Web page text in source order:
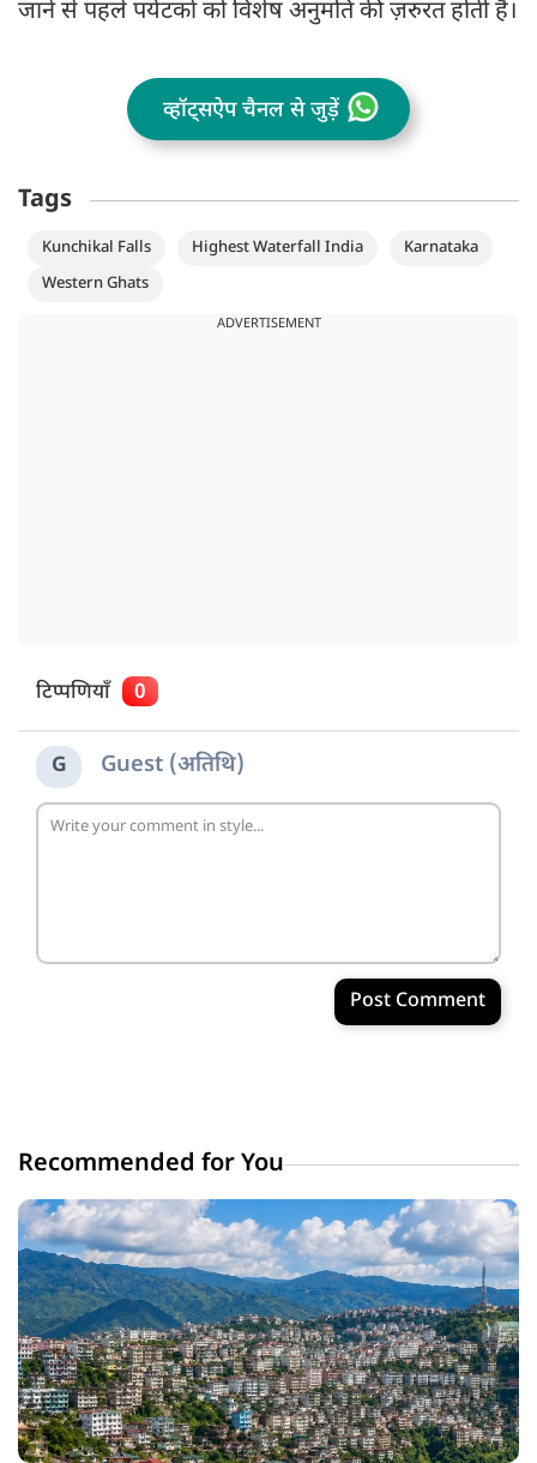
जाने से पहले पर्यटकों को विशेष अनुमति की ज़रुरत होती है।
व्हॉट्सऐप चैनल से जुड़ें
Tags
Kunchikal Falls Highest Waterfall India
Karnataka
Western Ghats
ADVERTISEMENT
टिप्पणियाँ 0
G Guest (अतिथि)
Post Comment
Recommended for You